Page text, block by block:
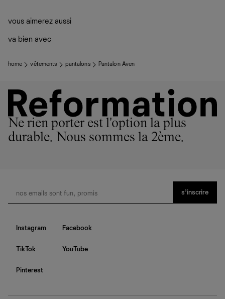
vous aimerez aussi
va bien avec
home vêtements pantalons Pantalon Aven
Ne rien porter est l'option la plus
durable. Nous sommes la 2ème.
s’inscrire
Instagram Facebook
TikTok YouTube
Pinterest